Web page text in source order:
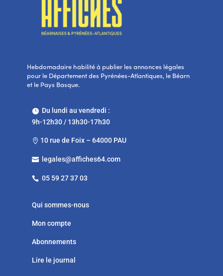
Hebdomadaire habilité à publier les annonces légales
pour le Département des Pyrénées-Atlantiques, le Béarn
et le Pays Basque.
Du lundi au vendredi :
9h-12h30 / 13h30-17h30
 10 rue de Foix – 64000 PAU
 legales@affiches64.com
 05 59 27 37 03
Qui sommes-nous
Mon compte
Abonnements
Lire le journal